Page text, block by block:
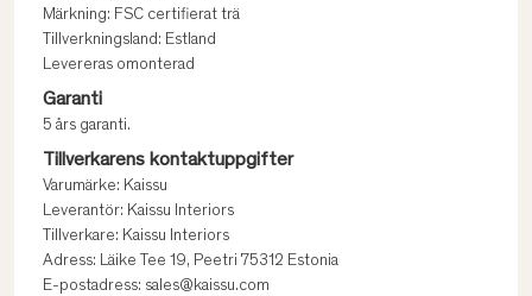
Märkning: FSC certifierat trä
Tillverkningsland: Estland
Levereras omonterad
Garanti
5 års garanti.
Tillverkarens kontaktuppgifter
Varumärke: Kaissu
Leverantör: Kaissu Interiors
Tillverkare: Kaissu Interiors
Adress: Läike Tee 19, Peetri 75312 Estonia
E-postadress: sales@kaissu.com